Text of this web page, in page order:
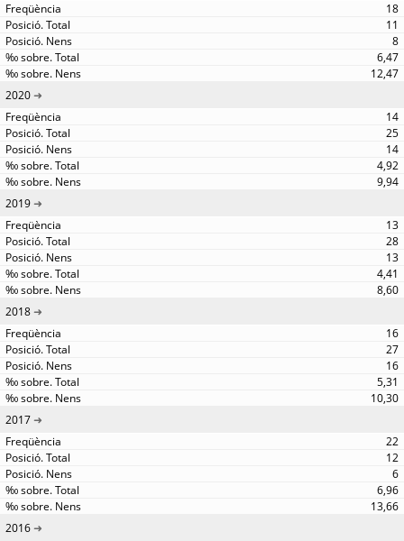
18
11
8
6,47
12,47
2020
14
25
14
4,92
9,94
2019
13
28
13
4,41
8,60
2018
16
27
16
5,31
10,30
2017
22
12
6
6,96
13,66
2016